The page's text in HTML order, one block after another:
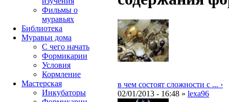
в чем состоят сложности с ... ›
02/01/2013 - 16:48 » lexa96
Фильмы о
муравьях
Библиотека
Муравьи дома
С чего начать
Формикарии
Условия
Кормление
Мастерская
Инкубаторы